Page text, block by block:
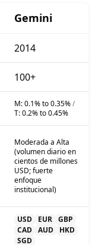
Gemini
2014
100+
M:0.1% to 0.35%/
T:0.2% to 0.45%
Moderada a Alta
(volumen diario en
cientos de millones
USD; fuerte
enfoque
institucional)
USD EUR GBP
CAD AUD
HKD
SGD